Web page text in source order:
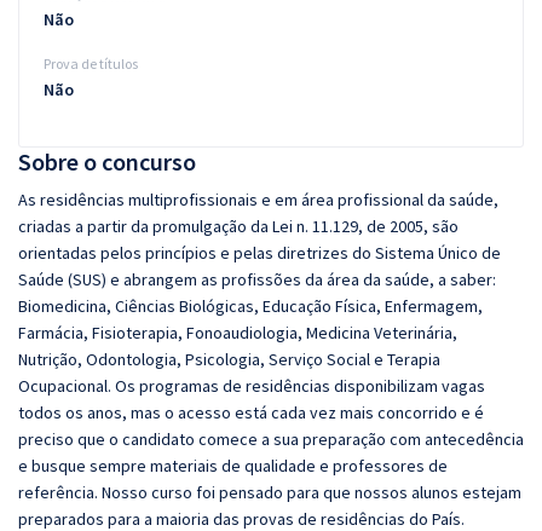
Sobre o concurso
As residências multiprofissionais e em área profissional da saúde,
criadas a partir da promulgação da Lei n. 11.129, de 2005, são
orientadas pelos princípios e pelas diretrizes do Sistema Único de
Saúde (SUS) e abrangem as profissões da área da saúde, a saber:
Biomedicina, Ciências Biológicas, Educação Física, Enfermagem,
Farmácia, Fisioterapia, Fonoaudiologia, Medicina Veterinária,
Nutrição, Odontologia, Psicologia, Serviço Social e Terapia
Ocupacional. Os programas de residências disponibilizam vagas
todos os anos, mas o acesso está cada vez mais concorrido e é
preciso que o candidato comece a sua preparação com antecedência
e busque sempre materiais de qualidade e professores de
referência. Nosso curso foi pensado para que nossos alunos estejam
preparados para a maioria das provas de residências do País.
Não
Prova de títulos
Não